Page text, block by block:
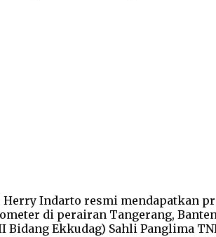
Indarto resmi mendapatkan
di perairan Tangerang,
Bidang Ekkudag) Sahli Panglima